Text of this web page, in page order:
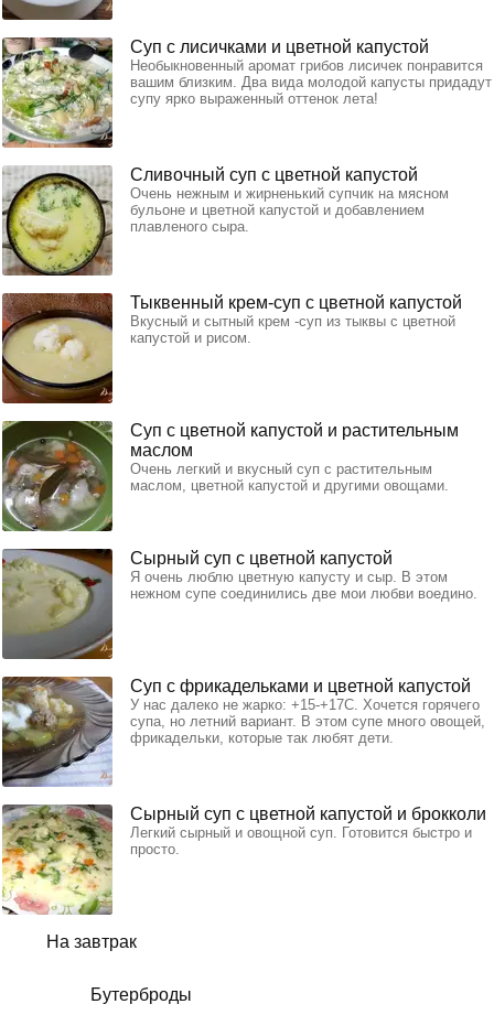
На завтрак
Бутерброды
Суп с лисичками и цветной капустой
Необыкновенный аромат грибов лисичек понравится
вашим близким. Два вида молодой капусты придадут
супу ярко выраженный оттенок лета!
Сливочный суп с цветной капустой
Очень нежным и жирненький супчик на мясном
бульоне и цветной капустой и добавлением
плавленого сыра.
Тыквенный крем-суп с цветной капустой
Вкусный и сытный крем -суп из тыквы с цветной
капустой и рисом.
Суп с цветной капустой и растительным
маслом
Очень легкий и вкусный суп с растительным
маслом, цветной капустой и другими овощами.
Сырный суп с цветной капустой
Я очень люблю цветную капусту и сыр. В этом
нежном супе соединились две мои любви воедино.
Суп с фрикадельками и цветной капустой
У нас далеко не жарко: +15-+17С. Хочется горячего
супа, но летний вариант. В этом супе много овощей,
фрикадельки, которые так любят дети.
Сырный суп с цветной капустой и брокколи
Легкий сырный и овощной суп. Готовится быстро и
просто.